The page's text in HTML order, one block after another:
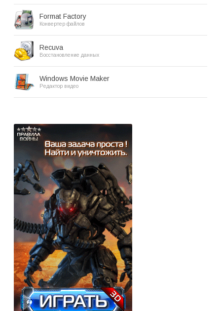
Format Factory
Конвертер файлов
Recuva
Восстановление данных
Windows Movie Maker
Редактор видео